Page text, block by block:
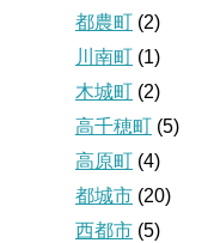
都農町 (2)
川南町 (1)
木城町 (2)
高千穂町 (5)
高原町 (4)
都城市 (20)
西都市 (5)